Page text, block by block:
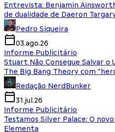
Entrevista: Benjamin
de dualidade de Daeron
Pedro Siqueira
03.ago.26
Informe Publicitário
Stuart Não Consegue Salvar o
The Big Bang Theory com
Redação NerdBunker
31.jul.26
Informe Publicitário
Testamos Silver Palace: O
Elementa